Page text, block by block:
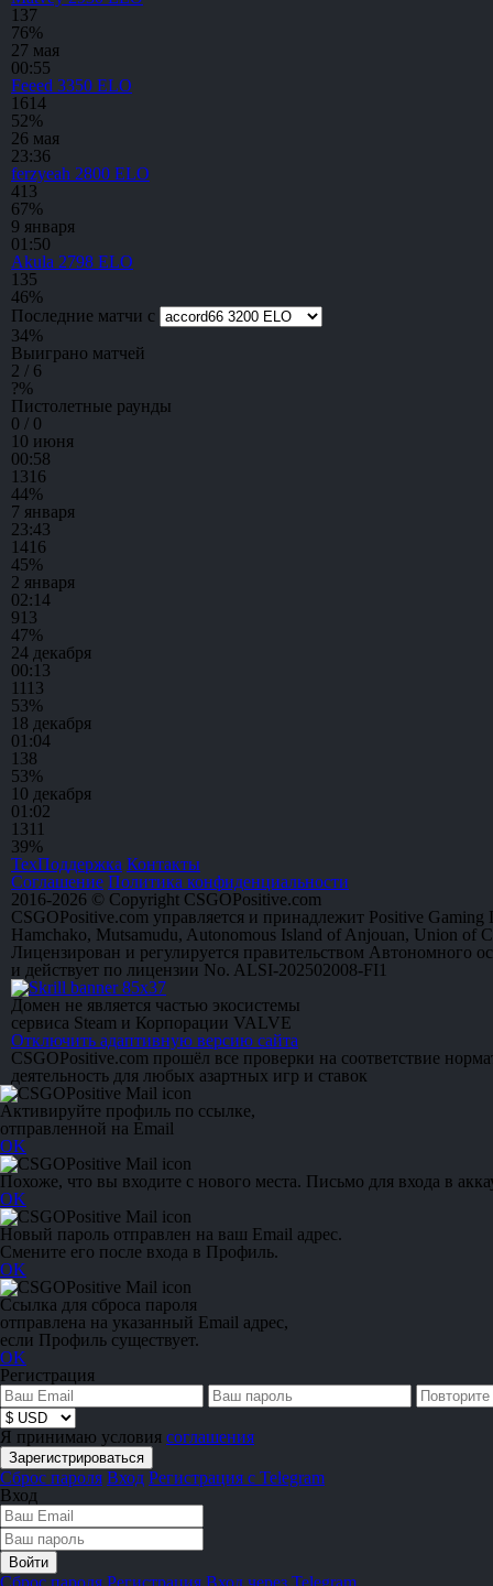
137
76%
27 мая
00:55
Feeed 3350 ELO
1614
52%
26 мая
23:36
ferzyeah 2800 ELO
413
67%
9 января
01:50
Akula 2798 ELO
135
46%
Последние матчи с
34%
Выиграно матчей
2 / 6
?%
Пистолетные раунды
0 / 0
10 июня
00:58
1316
44%
7 января
23:43
1416
45%
2 января
02:14
913
47%
24 декабря
00:13
11 13
53%
18 декабря
01:04
138
53%
10 декабря
01:02
1311
39%
ТехПоддержка Контакты
Соглашение Политика конфиденциальности
2016-2026 © Copyright CSGOPositive.com
CSGOPositive.com управляется и принадлежит Positive Gaming
Hamchako, Mutsamudu, Autonomous Island of Anjouan, Union of
Лицензирован и регулируется правительством Автономного
и действует по лицензии No. ALSI-202502008-FI1
Домен не является частью экосистемы
сервиса Steam и Корпорации VALVE
Отключить адаптивную версию сайта
CSGOPositive.com прошёл все проверки на соответствие
деятельность для любых азартных игр и ставок
Активируйте профиль по ссылке,
отправленной на Email
OK
Похоже, что вы входите с нового места. Письмо для входа в
OK
Новый пароль отправлен на ваш Email адрес.
Смените его после входа в Профиль.
OK
Ссылка для сброса пароля
отправлена на указанный Email адрес,
если Профиль существует.
OK
Регистрация
Я принимаю условия соглашения
Сброс пароля Вход Регистрация с Telegram
Вход
Сброс пароля Регистрация Вход через Telegram